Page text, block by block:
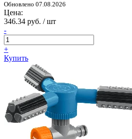
Обновлено 07.08.2026
Цена:
346.34 руб. / шт
-
+
Купить